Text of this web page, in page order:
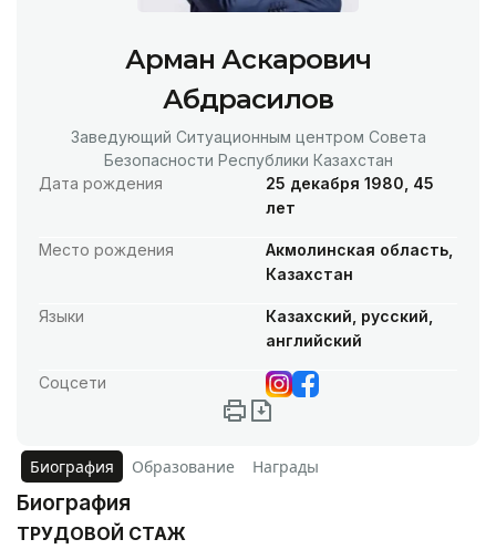
Арман Аскарович
Абдрасилов
Заведующий Ситуационным центром Совета
Безопасности Республики Казахстан
Дата рождения
25 декабря 1980, 45
лет
Место рождения
Акмолинская область,
Казахстан
Языки
Казахский, русский,
английский
Соцсети
Биография Образование Награды
Биография
ТРУДОВОЙ СТАЖ